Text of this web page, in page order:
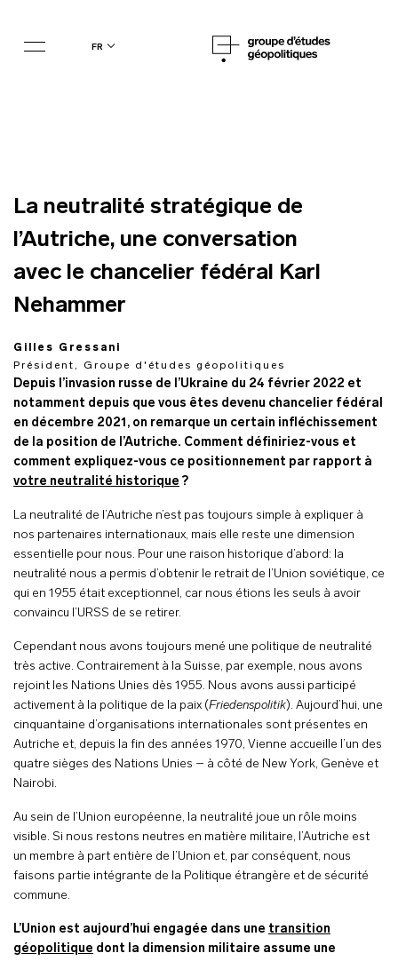
fr
La neutralité stratégique de
l’Autriche, une conversation
avec le chancelier fédéral Karl
Nehammer
Gilles Gressani
Président, Groupe d'études géopolitiques
Depuis l’invasion russe de l’Ukraine du 24 février 2022 et
notamment depuis que vous êtes devenu chancelier fédéral
en décembre 2021, on remarque un certain infléchissement
de la position de l’Autriche. Comment définiriez-vous et
comment expliquez-vous ce positionnement par rapport à
votre neutralité historique ?
La neutralité de l’Autriche n’est pas toujours simple à expliquer à
nos partenaires internationaux, mais elle reste une dimension
essentielle pour nous. Pour une raison historique d’abord: la
neutralité nous a permis d’obtenir le retrait de l’Union soviétique, ce
qui en 1955 était exceptionnel, car nous étions les seuls à avoir
convaincu l’URSS de se retirer.
Cependant nous avons toujours mené une politique de neutralité
très active. Contrairement à la Suisse, par exemple, nous avons
rejoint les Nations Unies dès 1955. Nous avons aussi participé
activement à la politique de la paix (Friedenspolitik). Aujourd’hui, une
cinquantaine d’organisations internationales sont présentes en
Autriche et, depuis la fin des années 1970, Vienne accueille l’un des
quatre sièges des Nations Unies – à côté de New York, Genève et
Nairobi.
Au sein de l’Union européenne, la neutralité joue un rôle moins
visible. Si nous restons neutres en matière militaire, l’Autriche est
un membre à part entière de l’Union et, par conséquent, nous
faisons partie intégrante de la Politique étrangère et de sécurité
commune.
L’Union est aujourd’hui engagée dans une transition
géopolitique dont la dimension militaire assume une